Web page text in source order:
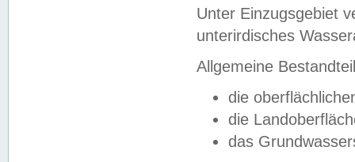
Unter Einzugsgebiet
unterirdisches
Allgemeine
die
die
das